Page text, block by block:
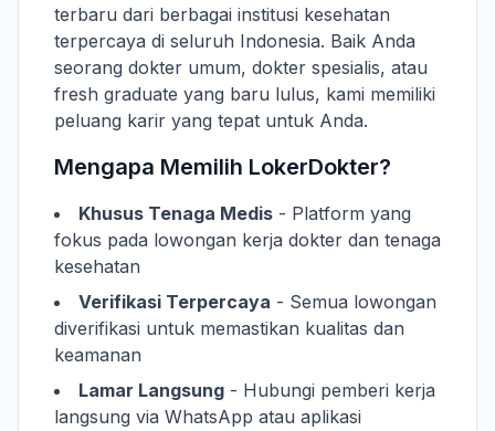
terbaru dari berbagai institusi kesehatan
terpercaya di seluruh Indonesia. Baik Anda
seorang dokter umum, dokter spesialis, atau
fresh graduate yang baru lulus, kami memiliki
peluang karir yang tepat untuk Anda.
Mengapa Memilih LokerDokter?
Khusus Tenaga Medis - Platform yang
fokus pada lowongan kerja dokter dan tenaga
kesehatan
Verifikasi Terpercaya - Semua lowongan
diverifikasi untuk memastikan kualitas dan
keamanan
Lamar Langsung - Hubungi pemberi kerja
langsung via WhatsApp atau aplikasi